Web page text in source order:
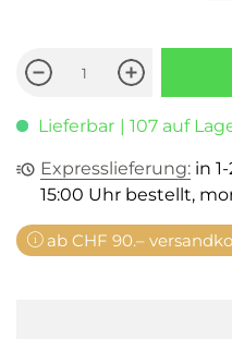
Lieferbar | 107 auf
Expresslieferung: in
15:00 Uhr bestellt,
ab CHF 90.–